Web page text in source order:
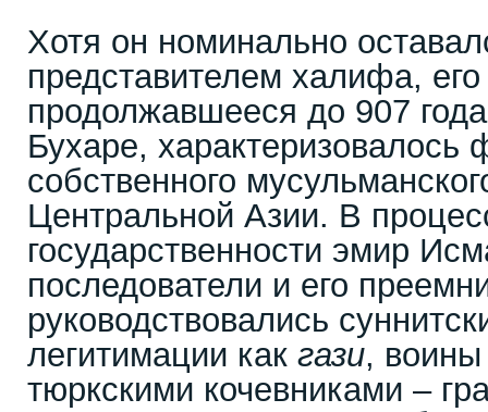
Хотя он номинально
представителем халифа,
продолжавшееся до 907
Бухаре,
собственного
Центральной Азии. В
государственности эмир
последователи и его
руководствовались
легитимации как гази,
тюркскими кочевниками –